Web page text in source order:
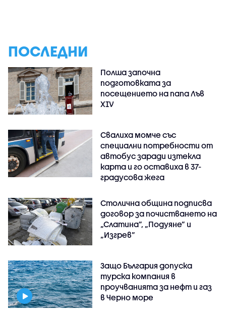
ПОСЛЕДНИ
Полша започна
подготовката за
посещението на папа Лъв
XIV
Свалиха момче със
специални потребности от
автобус заради изтекла
карта и го оставиха в 37-
градусова жега
Столична община подписва
договор за почистването на
„Слатина”, „Подуяне” и
„Изгрев”
Защо България допуска
турска компания в
проучванията за нефт и газ
в Черно море